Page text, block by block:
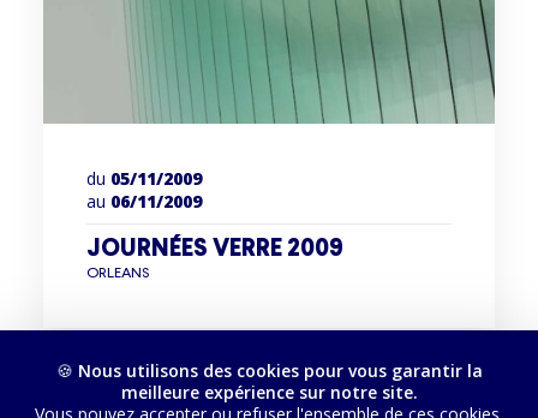
du 05/11/2009
au 06/11/2009
JOURNÉES VERRE 2009
ORLEANS
🍪 Nous utilisons des cookies pour vous garantir la
meilleure expérience sur notre site.